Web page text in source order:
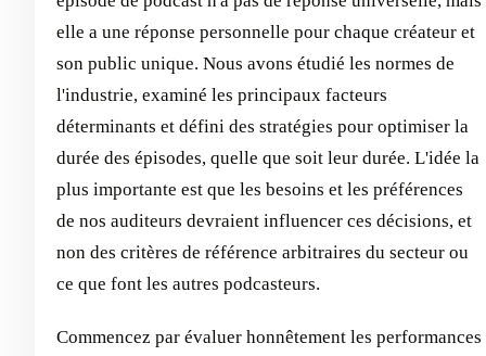
elle a une réponse personnelle pour chaque créateur et
son public unique. Nous avons étudié les normes de
l'industrie, examiné les principaux facteurs
déterminants et défini des stratégies pour optimiser la
durée des épisodes, quelle que soit leur durée. L'idée la
plus importante est que les besoins et les préférences
de nos auditeurs devraient influencer ces décisions, et
non des critères de référence arbitraires du secteur ou
ce que font les autres podcasteurs.
Commencez par évaluer honnêtement les performances